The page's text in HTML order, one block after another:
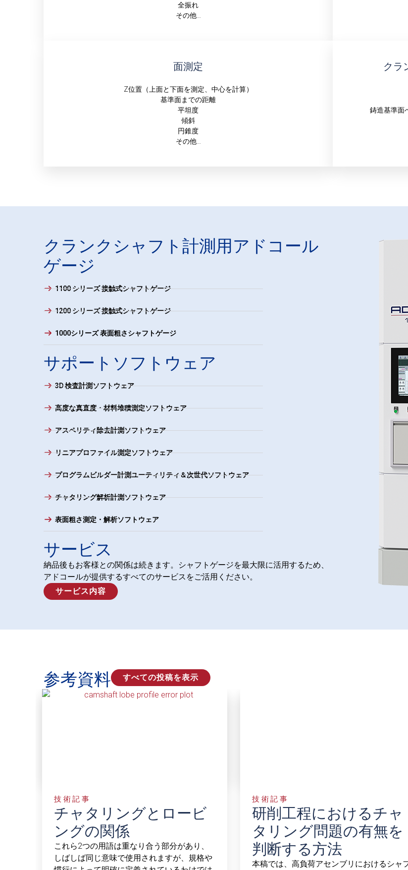
全振れ
その他…
面測定
Z位置（上面と下面を測定、中心を計算）
基準面までの距離
平坦度
傾斜
円錐度
その他…
クラ
鋳造基準面
クランクシャフト計測用アドコール
ゲージ
1100 シリーズ 接触式シャフトゲージ
1200 シリーズ 接触式シャフトゲージ
1000シリーズ 表面粗さシャフトゲージ
サポートソフトウェア
3D 検査計測ソフトウェア
高度な真直度・材料堆積測定ソフトウェア
アスペリティ除去計測ソフトウェア
リニアプロファイル測定ソフトウェア
プログラムビルダー計測ユーティリティ＆次世代ソフトウェア
チャタリング解析計測ソフトウェア
表面粗さ測定・解析ソフトウェア
サービス
納品後もお客様との関係は続きます。シャフトゲージを最大限に活用するため、
アドコールが提供するすべてのサービスをご活用ください。
サービス内容
参考資料 すべての投稿を表示
技術記事
チャタリングとロービ
ングの関係
これら2つの用語は重なり合う部分があり、
しばしば同じ意味で使用されますが、規格や
技術記事
研削工程におけるチャ
タリング問題の有無を
判断する方法
本稿では、高負荷アセンブリにおけるシャ